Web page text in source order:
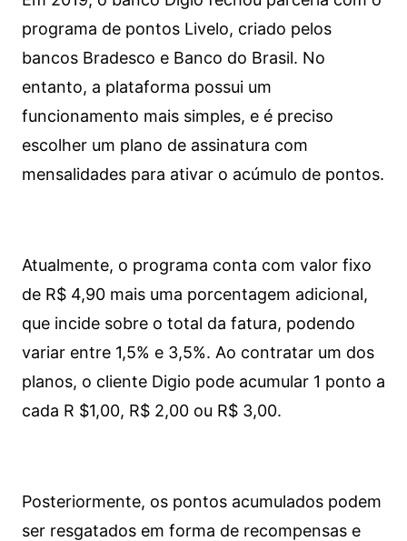
programa de pontos Livelo, criado pelos
bancos Bradesco e Banco do Brasil. No
entanto, a plataforma possui um
funcionamento mais simples, e é preciso
escolher um plano de assinatura com
mensalidades para ativar o acúmulo de pontos.
Atualmente, o programa conta com valor fixo
de R$ 4,90 mais uma porcentagem adicional,
que incide sobre o total da fatura, podendo
variar entre 1,5% e 3,5%. Ao contratar um dos
planos, o cliente Digio pode acumular 1 ponto a
cada R $1,00, R$ 2,00 ou R$ 3,00.
Posteriormente, os pontos acumulados podem
ser resgatados em forma de recompensas e